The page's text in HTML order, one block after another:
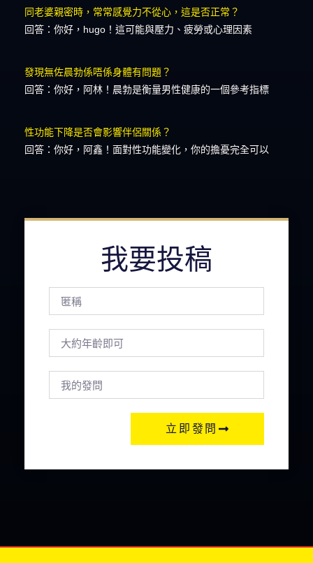
同老婆親密時，常常感覺力不從心，這是否正常？
回答：你好，hugo！這可能與壓力、疲勞或心理因素
發現無佐晨勃係唔係身體有問題？
回答：你好，阿林！晨勃是衡量男性健康的一個參考指標
性功能下降是否會影響伴侶關係？
回答：你好，阿鑫！面對性功能變化，你的擔憂完全可以
我要投稿
立即發問